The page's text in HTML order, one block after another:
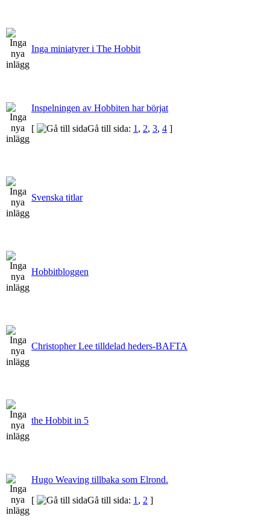
Inga miniatyrer i The Hobbit
Inspelningen av Hobbiten har börjat
[
Gå till sida: 1 , 2, 3, 4 ]
Svenska titlar
Hobbitbloggen
Christopher Lee tilldelad heders-BAFTA
the Hobbit in 5
Hugo Weaving tillbaka som Elrond.
[
Gå till sida: 1 , 2 ]